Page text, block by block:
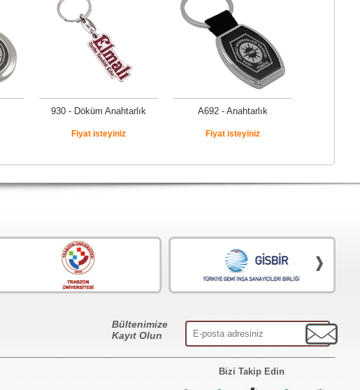
930 - Döküm Anahtarlık
Fiyat isteyiniz
A692 - Anahtarlık
Fiyat isteyiniz
Bültenimize
Kayıt Olun
Bizi Takip Edin